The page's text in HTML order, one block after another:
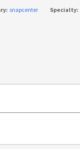
snapcenter Specialty: